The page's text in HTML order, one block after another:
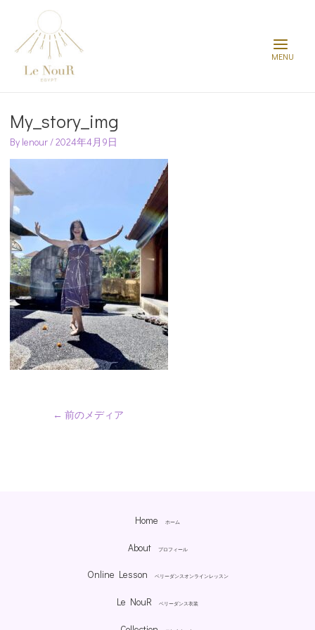
Menu
My_story_img
By lenour/2024年4月9日
Post
navigation
← 前のメディア
Home ホーム
About プロフィール
Online Lesson ベリーダンスオンラインレッスン
Le NouR ベリーダンス衣装